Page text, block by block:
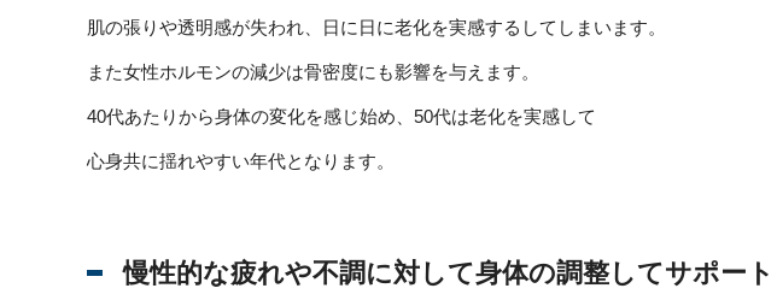
肌の張りや透明感が失われ、日に日に老化を実感するしてしまいます。
また女性ホルモンの減少は骨密度にも影響を与えます。
40代あたりから身体の変化を感じ始め、50代は老化を実感して
心身共に揺れやすい年代となります。
慢性的な疲れや不調に対して身体の調整してサポー